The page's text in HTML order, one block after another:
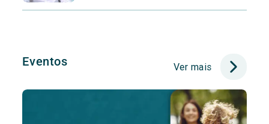
Eventos Ver mais